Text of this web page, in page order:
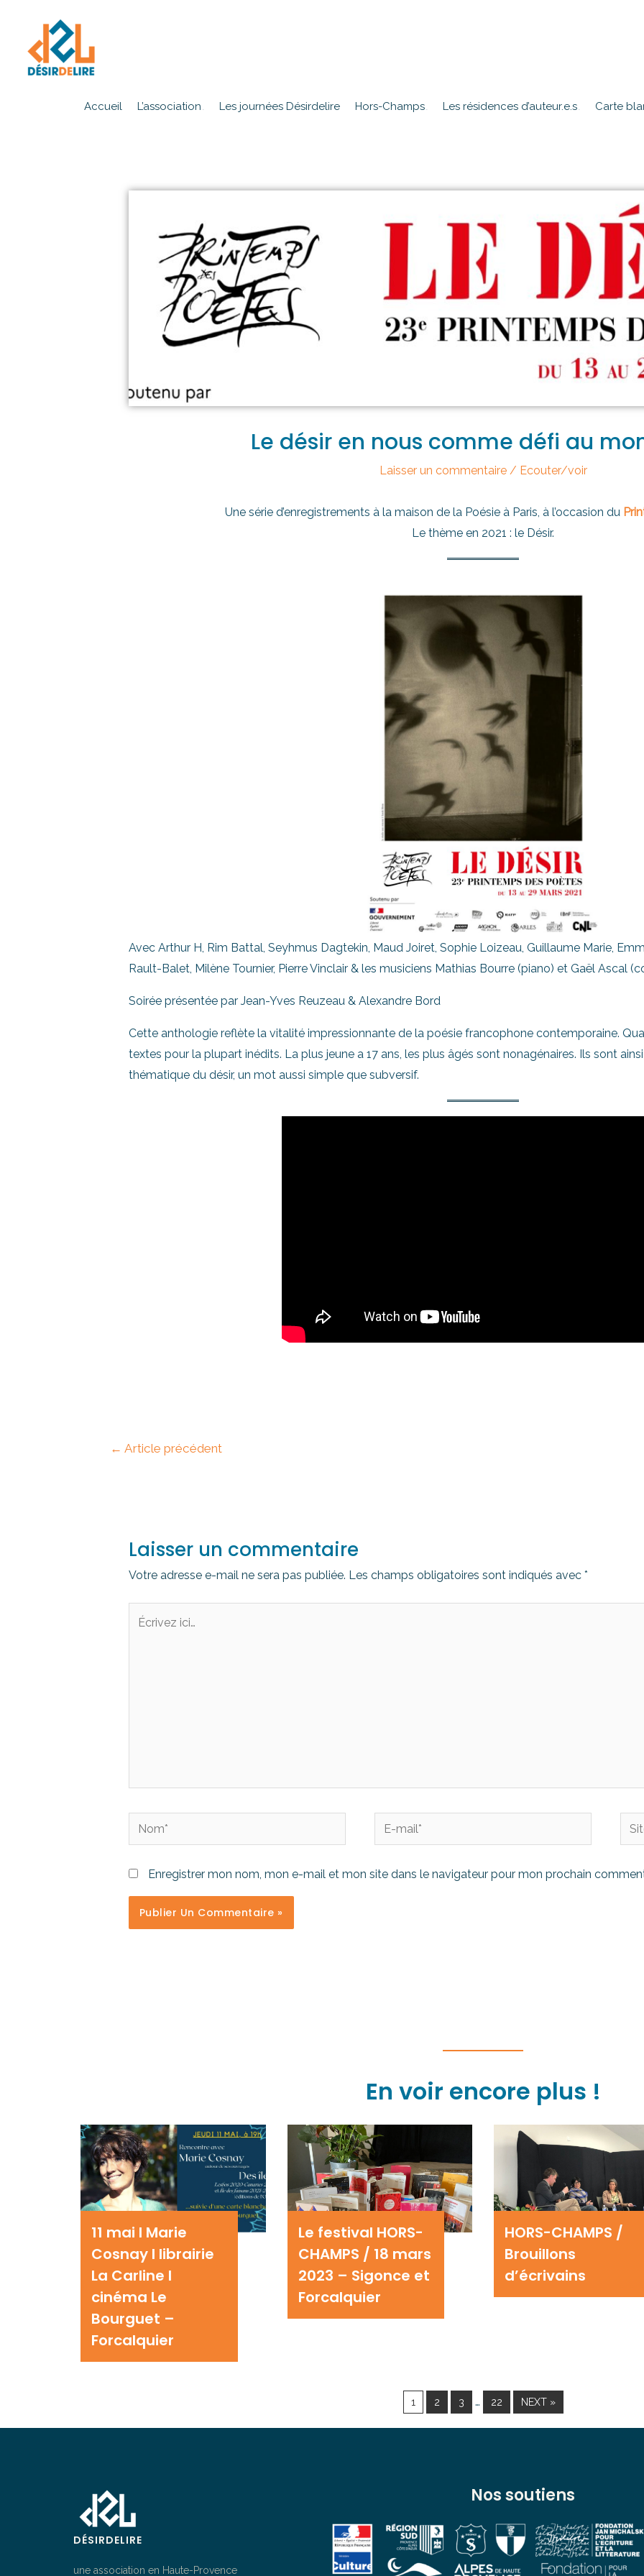
Accueil L’association Les journées Désirdelire Hors-Champs Les résidences d’auteur.e.s Carte
Le désir en nous comme défi au
Laisser un commentaire / Ecouter/voir
Une série d’enregistrements à la maison de la Poésie à Paris, à l’occasion du
Le thème en 2021 : le Désir.
Avec Arthur H, Rim Battal, Seyhmus Dagtekin, Maud Joiret, Sophie Loizeau, Guillaume Marie,
Rault-Balet, Milène Tournier, Pierre Vinclair & les musiciens Mathias Bourre (piano) et Gaël Ascal
Soirée présentée par Jean-Yves Reuzeau & Alexandre Bord
Cette anthologie reflète la vitalité impressionnante de la poésie francophone contemporaine.
textes pour la plupart inédits. La plus jeune a 17 ans, les plus âgés sont nonagénaires. Ils sont
thématique du désir, un mot aussi simple que subversif.
← Article précédent
Laisser un commentaire
Votre adresse e-mail ne sera pas publiée. Les champs obligatoires sont indiqués avec *
Enregistrer mon nom, mon e-mail et mon site dans le navigateur pour mon prochain
En voir encore plus !
11 mai I Marie
Cosnay I librairie
La Carline I
cinéma Le
Bourguet –
Forcalquier
Le festival HORS-
CHAMPS / 18 mars
2023 – Sigonce et
Forcalquier
HORS-CHAMPS /
Brouillons
d’écrivains
1 2 3 … 22 NEXT »
DÉSIRDELIRE
une association en Haute-Provence
Nos soutiens